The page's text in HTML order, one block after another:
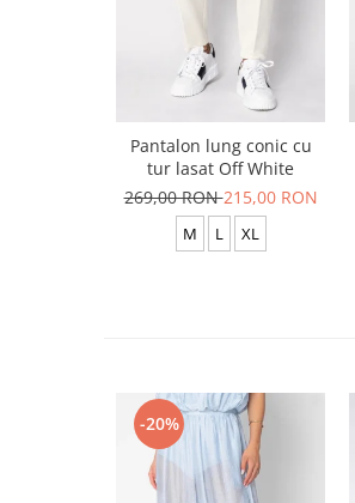
Pantalon lung conic cu
tur lasat Off White
269,00 RON215,00 RON
M L XL
-20%